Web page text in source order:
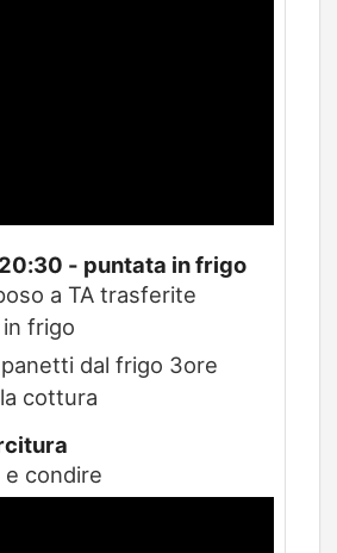
- puntata in frigo
a TA trasferite
frigo
dal frigo 3ore
cottura
condire